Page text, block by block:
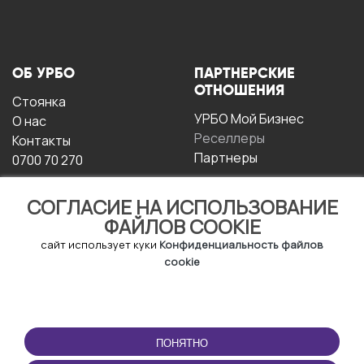
СОГЛАСИЕ НА ИСПОЛЬЗОВАНИЕ
ФАЙЛОВ COOKIE
сайт использует куки Конфиденциальность файлов
cookie
ПОНЯТНО
ОБ УРБО
Стоянка
О нас
Контакты
0700 70 270
ПАРТНЕРСКИЕ
ОТНОШЕНИЯ
УРБО Мой Бизнес
Реселлеры
Партнеры
ЭКСПЛУАТАЦИИ
Условия и положения
ПРИЛОЖЕНИЕ